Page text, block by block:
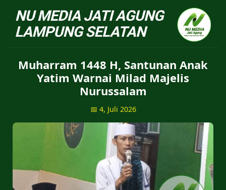
NU Jatiagung - Situs
Muharram 1448 H, Santunan Anak
Yatim Warnai Milad Majelis
Nurussalam
📅 4, Juli 2026